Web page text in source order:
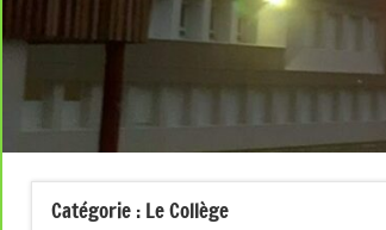
Catégorie : Le Collège